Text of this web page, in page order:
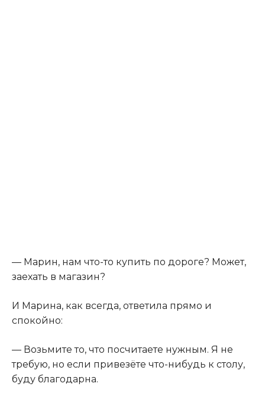
— Марин, нам что-то купить по дороге? Может,
заехать в магазин?
И Марина, как всегда, ответила прямо и
спокойно:
— Возьмите то, что посчитаете нужным. Я не
требую, но если привезёте что-нибудь к столу,
буду благодарна.